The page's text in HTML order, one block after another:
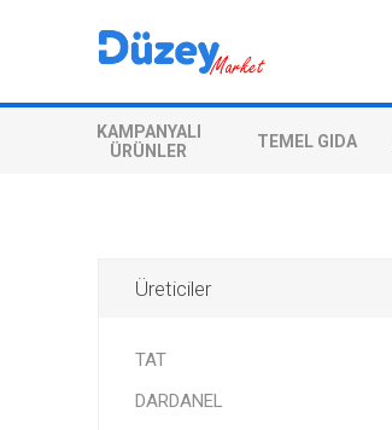
KAMPANYALI
ÜRÜNLER
TEMEL GIDA
Üreticiler
TAT
DARDANEL